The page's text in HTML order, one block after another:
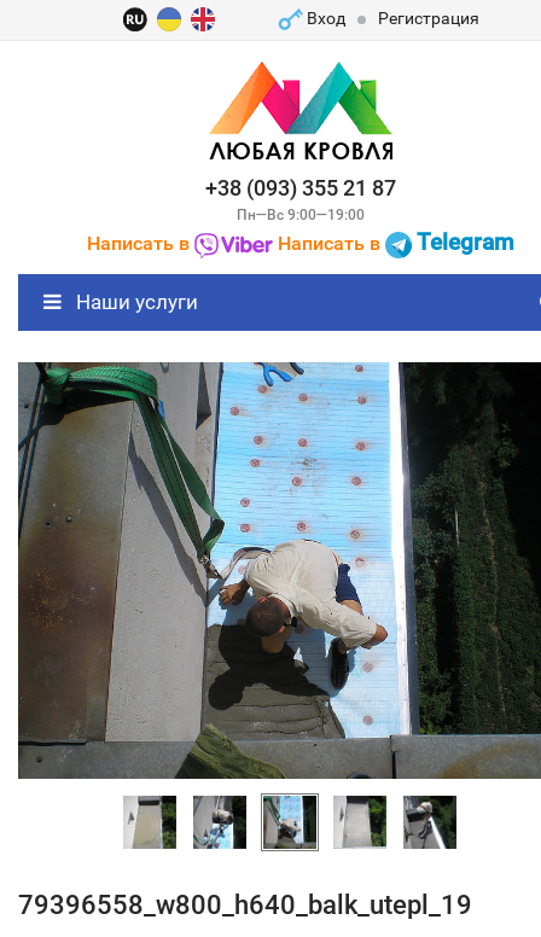
Вход Регистрация
+38 (093) 355 21 87
Пн—Вс 9:00—19:00
Написать в Написать в Telegram
Наши услуги
79396558_w800_h640_balk_utepl_19